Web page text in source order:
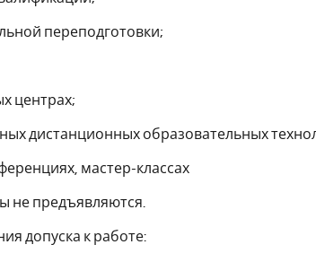
переподготовки;
центрах;
дистанционных образовательных
мастер-классах
не предъявляются.
допуска к работе: